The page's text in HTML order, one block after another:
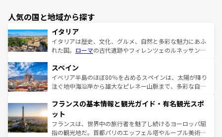
人気の国と地域から探す
イタリア
イタリアは歴史、文化、グルメ、自然と多彩な魅力にあふ
れた国。 ローマの古代遺跡やフィレンツェのルネッサンス
ろん、トスカーナの美しい田園風景やアマルフィ海岸の絶
景など、自然景観も見逃せない。観光の合間には、本場の
ピザやパスタなど、絶品のイタリア料理を堪能することも
ませてくれるイタリアで、忘れられない旅をしてみよう！
なお、新着のイタリア情報は
しい。
スペイン
イベリア半島のほぼ80％を占めるスペインは、太陽が降り
注ぐ地中海沿岸から雄大なピレネー山脈まで、多彩な自然
文化が根付くこの国では、情熱的なフラメンコ、熱気あふ
れる闘牛、そして美味しいタパスが生活の一部となってい
る。首都マドリードの洗練された雰囲気や、バルセロナの
アートに溢れた街角から、地方では古代ローマ遺跡や中世
フランスの基本情報と観光ガイド・有名観光スポ
ット
フランスは、世界中の旅行者を魅了し続けるヨーロッパ屈
指の観光地だ。首都パリのエッフェル塔やルーブル美術館